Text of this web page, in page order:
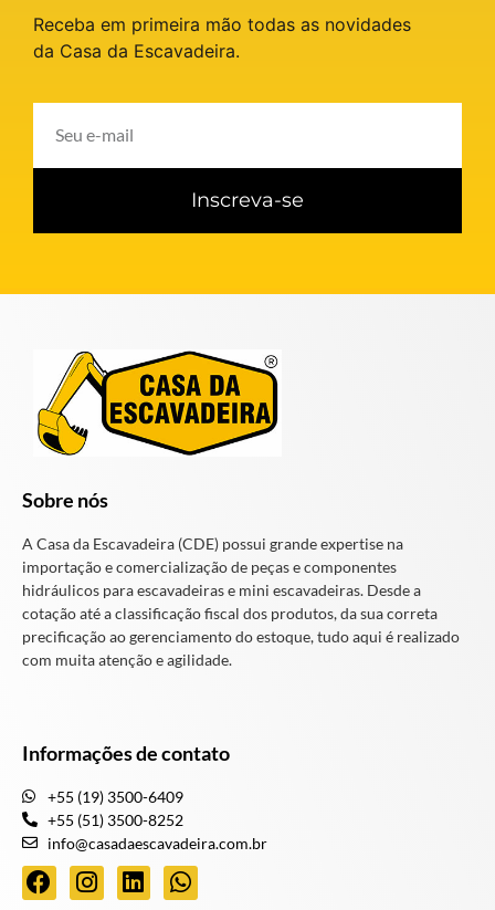
Receba em primeira mão todas as novidades
da Casa da Escavadeira.
Inscreva-se
Sobre nós
A Casa da Escavadeira (CDE) possui grande expertise na
importação e comercialização de peças e componentes
hidráulicos para escavadeiras e mini escavadeiras. Desde a
cotação até a classificação fiscal dos produtos, da sua correta
precificação ao gerenciamento do estoque, tudo aqui é realizado
com muita atenção e agilidade.
Informações de contato
+55 (19) 3500-6409
+55 (51) 3500-8252
info@casadaescavadeira.com.br